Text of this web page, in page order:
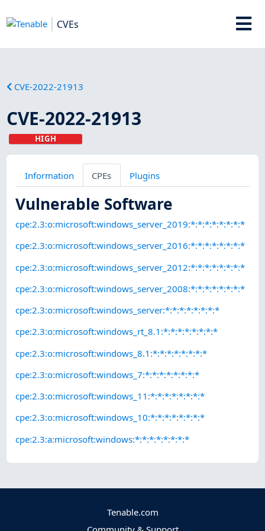
CVEs
CVE-2022-21913
CVE-2022-21913
HIGH
Information CPEs Plugins
Vulnerable Software
cpe:2.3:o:microsoft:windows_server_2019:*:*:*:*:*:*:*:*
cpe:2.3:o:microsoft:windows_server_2016:*:*:*:*:*:*:*:*
cpe:2.3:o:microsoft:windows_server_2012:*:*:*:*:*:*:*:*
cpe:2.3:o:microsoft:windows_server_2008:*:*:*:*:*:*:*:*
cpe:2.3:o:microsoft:windows_server:*:*:*:*:*:*:*:*
cpe:2.3:o:microsoft:windows_rt_8.1:*:*:*:*:*:*:*:*
cpe:2.3:o:microsoft:windows_8.1:*:*:*:*:*:*:*:*
cpe:2.3:o:microsoft:windows_7:*:*:*:*:*:*:*:*
cpe:2.3:o:microsoft:windows_11:*:*:*:*:*:*:*:*
cpe:2.3:o:microsoft:windows_10:*:*:*:*:*:*:*:*
cpe:2.3:a:microsoft:windows:*:*:*:*:*:*:*:*
Tenable.com